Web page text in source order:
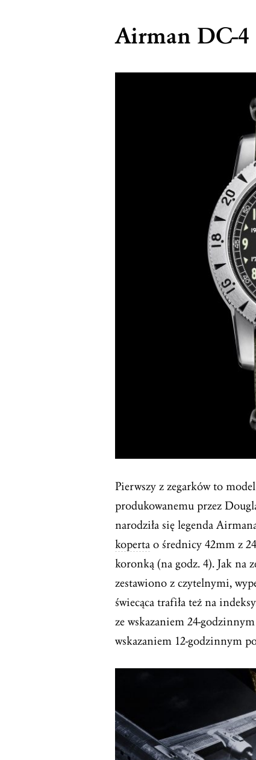
Airman DC-4
Pierwszy z zegarków to
produkowanemu przez
narodziła się legenda
koperta o średnicy 42mm z
koronką (na godz. 4). Jak na
zestawiono z czytelnymi,
świecąca trafiła też na
ze wskazaniem 24-
wskazaniem 12-godzinnym